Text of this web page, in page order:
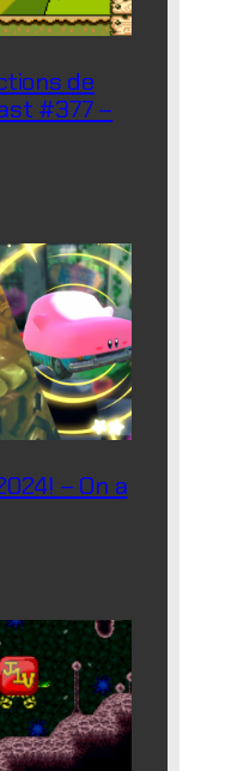
de
#377 –
– On a